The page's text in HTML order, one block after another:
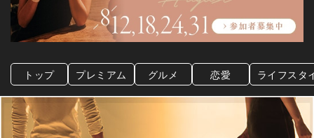
トップ プレミアム グルメ 恋愛 ライフスタ